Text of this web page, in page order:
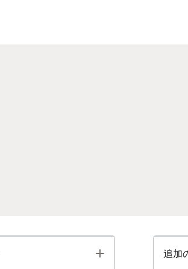
Toggle 追加